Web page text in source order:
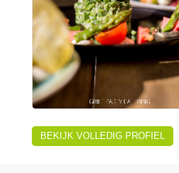
BEKIJK VOLLEDIG PROFIEL